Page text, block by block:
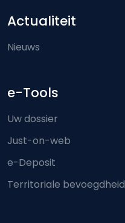
Actualiteit
Nieuws
e-Tools
Uw dossier
Just-on-web
e-Deposit
Territoriale bevoegdheid